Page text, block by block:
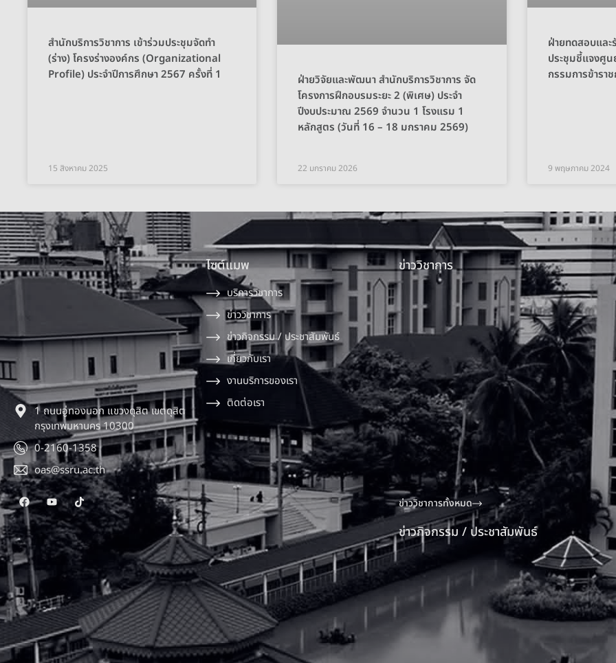
สำนักบริการวิชาการ เข้าร่วมประชุมจัดทำ
(ร่าง) โครงร่างองค์กร (Organizational
Profile) ประจำปีการศึกษา 2567 ครั้งที่ 1
15 สิงหาคม 2025
ฝ่ายวิจัยและพัฒนา สำนักบริการวิชาการ จัด
โครงการฝึกอบรมระยะ 2 (พิเศษ) ประจำ
ปีงบประมาณ 2569 จำนวน 1 โรงแรม 1
หลักสูตร (วันที่ 16 – 18 มกราคม 2569)
22 มกราคม 2026
ฝ่ายทดสอบและ
ประชุมชี้แจงศู
กรรมการข้ารา
9 พฤษภาคม 2024
1 ถนนอู่ทองนอก แขวงดุสิต เขตดุสิต
กรุงเทพมหานคร 10300
0-2160-1358
oas@ssru.ac.th
ไซต์แมพ
บริการวิชาการ
ข่าววิชาการ
ข่าวกิจกรรม / ประชาสัมพันธ์
เกี่ยวกับเรา
งานบริการของเรา
ติดต่อเรา
ข่าววิชาการ
ข่าววิชาการทั้งหมด
ข่าวกิจกรรม / ประชาสัมพันธ์